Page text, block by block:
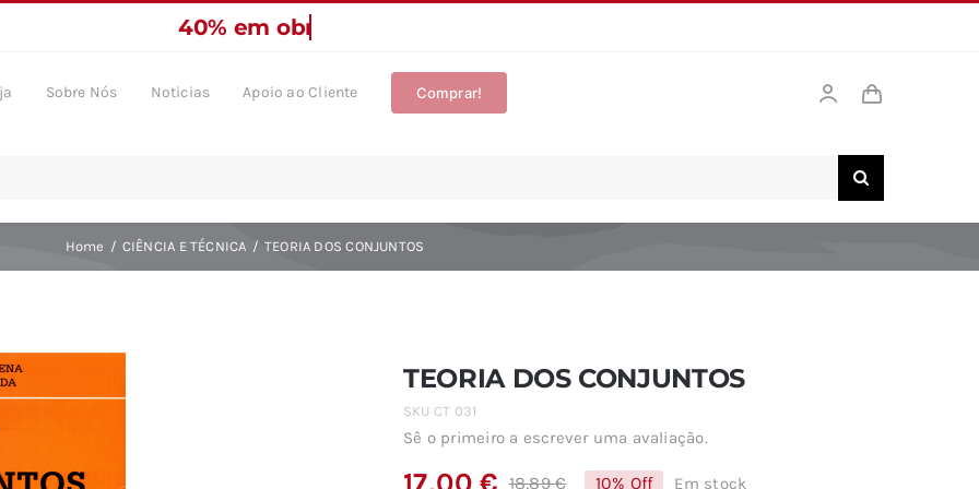
Sobre Nós Noticias Apoio ao Cliente Comprar!
Home CIÊNCIA E TÉCNICA TEORIA DOS CONJUNTOS
TEORIA DOS CONJUNTOS
SKU CT 031
Sê o primeiro a escrever uma avaliação.
18,89€ 10% Off Em stock